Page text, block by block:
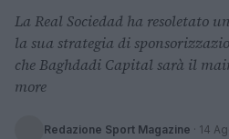
La Real Sociedad ha resoletato
la sua strategia di
che Baghdadi Capital sarà il
more
Redazione Sport Magazine · 14